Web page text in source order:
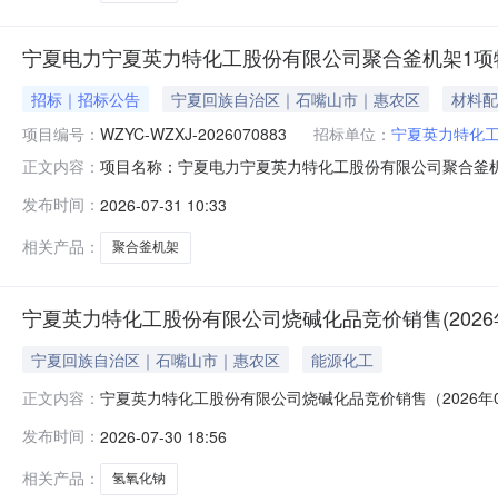
宁夏电力宁夏英力特化工股份有限公司聚合釜机架1
招标｜招标公告 宁夏回族自治区｜石嘴山市｜惠农区
材料
项目编号： WZYC-WZXJ-2026070883 招标单位： 宁夏英力特化
正文内容： 项目名称：宁夏电力宁夏英力特化工股份有限公司聚合
他密封件;电气设备及配件-其他电气设备及配件;电气设
价方式：整单联系电话
发布时间： 2026-07-31 10:33
相关产品：
聚合釜机架
宁夏英力特化工股份有限公司烧碱化品竞价销售
宁夏回族自治区｜石嘴山市｜惠农区
能源化工
正文内容： 宁夏英力特化工股份有限公司烧碱化品竞价销售（2026
50.000英化树脂分公司厂区库自提汽运现货交易信息最
发布时间： 2026-07-30 18:56
相关产品：
氢氧化钠